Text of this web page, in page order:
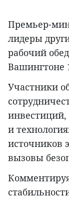
Премьер-
лидеры
рабочий
Вашингтоне
Участники
и
источников
вызовы